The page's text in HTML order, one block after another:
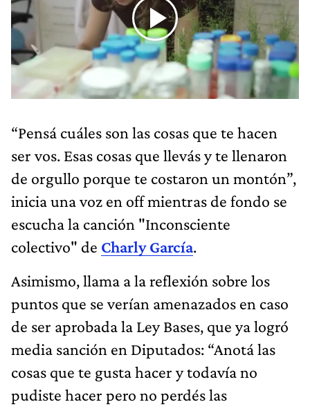
“Pensá cuáles son las cosas que te hacen
ser vos. Esas cosas que llevás y te llenaron
de orgullo porque te costaron un montón”,
inicia una voz en off mientras de fondo se
escucha la canción "Inconsciente
colectivo" de Charly García.
Asimismo, llama a la reflexión sobre los
puntos que se verían amenazados en caso
de ser aprobada la Ley Bases, que ya logró
media sanción en Diputados: “Anotá las
cosas que te gusta hacer y todavía no
pudiste hacer pero no perdés las